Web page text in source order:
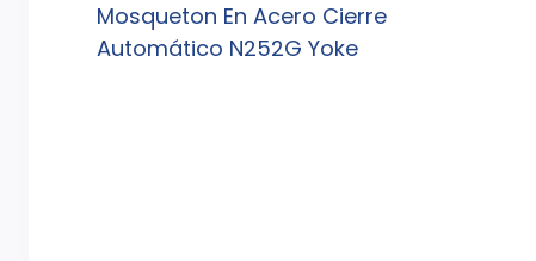
Mosqueton En Acero Cierre
Automático N252G Yoke